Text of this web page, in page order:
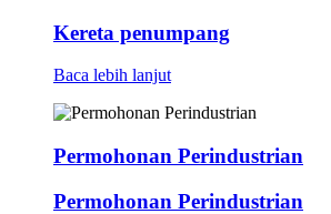
Kereta penumpang
Baca lebih lanjut
Permohonan Perindustrian
Permohonan Perindustrian